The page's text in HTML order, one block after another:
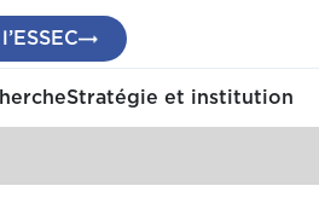
Stratégie et institution